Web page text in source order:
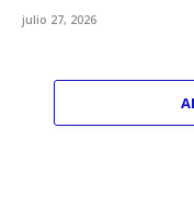
julio 27, 2026